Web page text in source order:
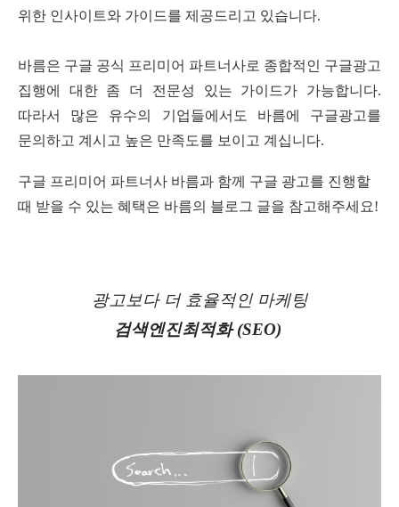
위한 인사이트와 가이드를 제공드리고 있습니다.
바름은 구글 공식 프리미어 파트너사로 종합적인 구글광고
집행에 대한 좀 더 전문성 있는 가이드가 가능합니다.
따라서 많은 유수의 기업들에서도 바름에 구글광고를
문의하고 계시고 높은 만족도를 보이고 계십니다.
구글 프리미어 파트너사 바름과 함께 구글 광고를 진행할
때 받을 수 있는 혜택은 바름의 블로그 글을 참고해주세요!
광고보다 더 효율적인 마케팅
검색엔진최적화(SEO)